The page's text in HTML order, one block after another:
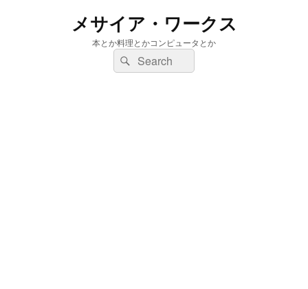
メサイア・ワークス
本とか料理とかコンピュータとか
検
索:
検
索